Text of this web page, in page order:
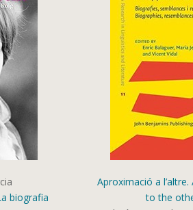
biografia
Aproximació a
to the